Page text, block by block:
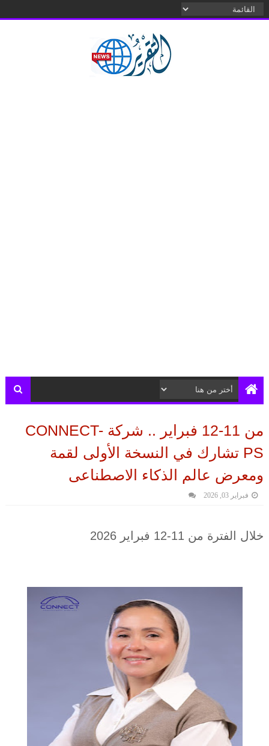
من 11-12 فبراير .. شركة CONNECT-
PS تشارك في النسخة الأولى لقمة
ومعرض عالم الذكاء الاصطناعى
فبراير 03, 2026
خلال الفترة من 11-12 فبراير 2026